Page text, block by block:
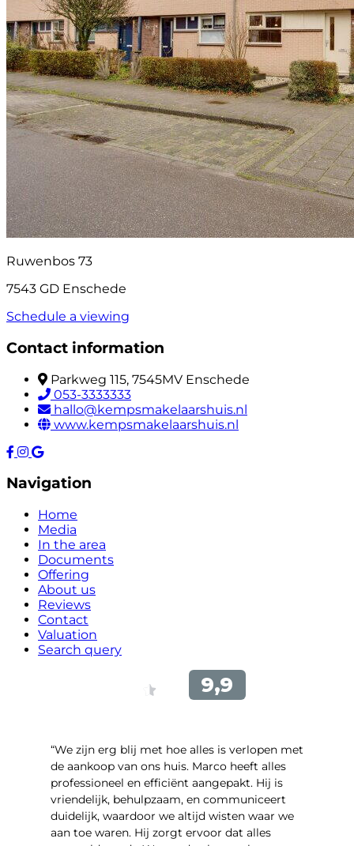
Ruwenbos 73
7543 GD Enschede
Schedule a viewing
Contact information
Parkweg 115, 7545MV Enschede
053-3333333
hallo@kempsmakelaarshuis.nl
www.kempsmakelaarshuis.nl
Navigation
Home
Media
In the area
Documents
Offering
About us
Reviews
Contact
Valuation
Search query
“We zijn erg blij met hoe alles is verlopen met
de aankoop van ons huis. Marco heeft alles
professioneel en efficiënt aangepakt. Hij is
vriendelijk, behulpzaam, en communiceert
duidelijk, waardoor we altijd wisten waar we
aan toe waren. Hij zorgt ervoor dat alles